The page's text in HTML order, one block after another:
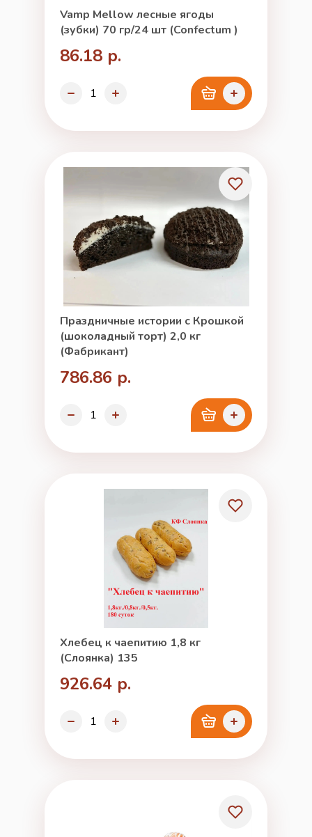
Vamp Mellow лесные ягоды
(зубки) 70 гр/24 шт (Confectum )
86.18 р.
Праздничные истории с Крошкой
(шоколадный торт) 2,0 кг
(Фабрикант)
786.86 р.
Хлебец к чаепитию 1,8 кг
(Слоянка) 135
926.64 р.